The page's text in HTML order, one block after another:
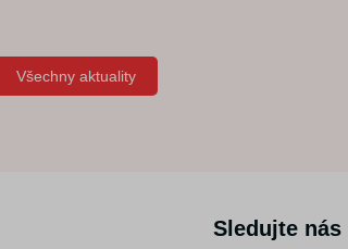
Všechny aktuality
Sledujte nás